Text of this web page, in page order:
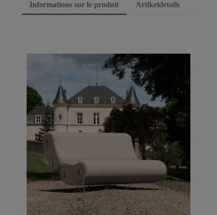
Informations sur le produit Artikeldetails